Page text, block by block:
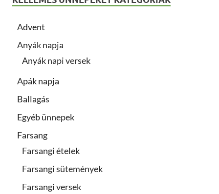
Advent
Anyák napja
Anyák napi versek
Apák napja
Ballagás
Egyéb ünnepek
Farsang
Farsangi ételek
Farsangi sütemények
Farsangi versek